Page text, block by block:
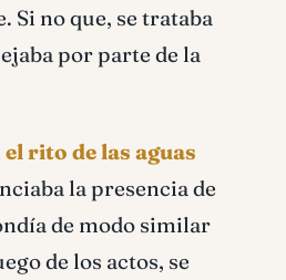
Si no que, se trataba
por parte de la
el rito de las aguas
la presencia de
de modo similar
de los actos, se